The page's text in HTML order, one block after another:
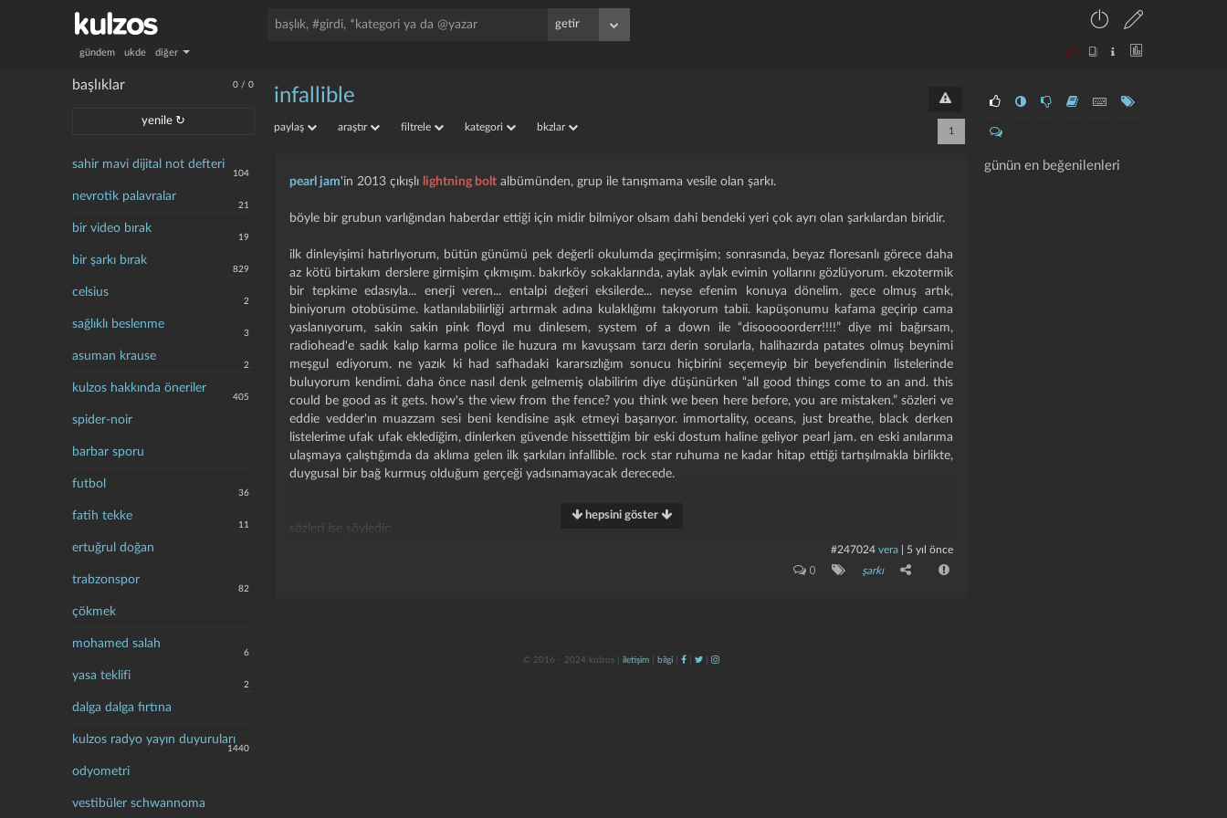
gündem ukde diğer
0 /0
başlıklar
yenile ↻
sahir mavi dijital not defteri
104
nevrotik palavralar
21
bir video bırak
19
bir şarkı bırak
829
celsius
2
sağlıklı beslenme
3
asuman krause
2
kulzos hakkında öneriler
405
spider-noir
barbar sporu
futbol
36
fatih tekke
11
ertuğrul doğan
trabzonspor
82
çökmek
mohamed salah
6
yasa teklifi
2
dalga dalga fırtına
kulzos radyo yayın duyuruları
1440
odyometri
vestibüler schwannoma
günün en beğenilenleri
infallible
paylaş araştır filtrele kategori bkzlar 1
pearl jam'in 2013 çıkışlı lightning bolt albümünden, grup ile tanışmama vesile olan şarkı.
böyle bir grubun varlığından haberdar ettiği için midir bilmiyor olsam dahi bendeki yeri çok ayrı olan şarkılardan biridir.
ilk dinleyişimi hatırlıyorum, bütün günümü pek değerli okulumda geçirmişim; sonrasında, beyaz floresanlı görece daha
az kötü birtakım derslere girmişim çıkmışım. bakırköy sokaklarında, aylak aylak evimin yollarını gözlüyorum. ekzotermik
bir tepkime edasıyla... enerji veren... entalpi değeri eksilerde... neyse efenim konuya dönelim. gece olmuş artık,
biniyorum otobüsüme. katlanılabilirliği artırmak adına kulaklığımı takıyorum tabii. kapüşonumu kafama geçirip cama
yaslanıyorum, sakin sakin pink floyd mu dinlesem, system of a down ile “disooooorderr!!!!” diye mi bağırsam,
radiohead'e sadık kalıp karma police ile huzura mı kavuşsam tarzı derin sorularla, halihazırda patates olmuş beynimi
meşgul ediyorum. ne yazık ki had safhadaki kararsızlığım sonucu hiçbirini seçemeyip bir beyefendinin listelerinde
buluyorum kendimi. daha önce nasıl denk gelmemiş olabilirim diye düşünürken “all good things come to an and. this
could be good as it gets. how's the view from the fence? you think we been here before, you are mistaken.” sözleri ve
eddie vedder'ın muazzam sesi beni kendisine aşık etmeyi başarıyor. immortality, oceans, just breathe, black derken
listelerime ufak ufak eklediğim, dinlerken güvende hissettiğim bir eski dostum haline geliyor pearl jam. en eski anılarıma
ulaşmaya çalıştığımda da aklıma gelen ilk şarkıları infallible. rock star ruhuma ne kadar hitap ettiği tartışılmakla birlikte,
duygusal bir bağ kurmuş olduğum gerçeği yadsınamayacak derecede.
sözleri ise şöyledir:
hepsini göster
#247024 vera| 5 yıl önce
0 şarkı
© 2016 - 2024 kulzos | iletişim bilgi